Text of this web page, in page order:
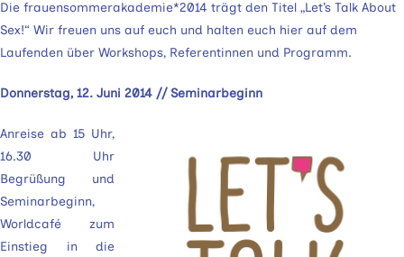
Die frauensommerakademie*2014 trägt den Titel „Let’s Talk About
Sex!“ Wir freuen uns auf euch und halten euch hier auf dem
Laufenden über Workshops, Referentinnen und Programm.
Donnerstag, 12. Juni 2014 // Seminarbeginn
Anreise ab 15 Uhr,
16.30 Uhr
Begrüßung und
Seminarbeginn,
Worldcafé zum
Einstieg in die